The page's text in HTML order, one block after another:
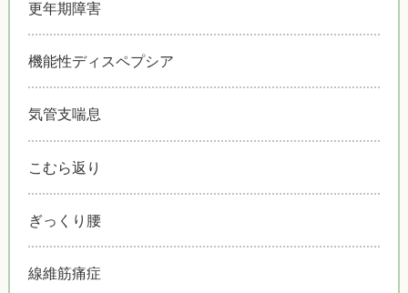
更年期障害
機能性ディスペプシア
気管支喘息
こむら返り
ぎっくり腰
線維筋痛症